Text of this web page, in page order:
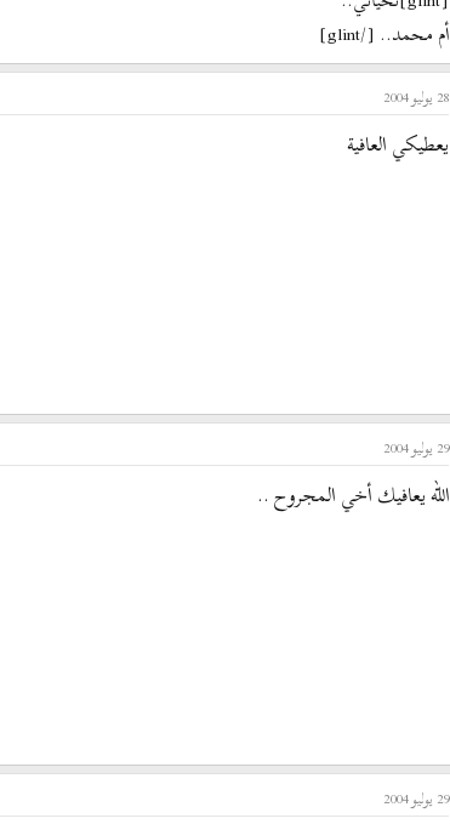
أم مـحمد.. [/glint]
28 يوليو 2004
يعطيكي العافية
29 يوليو 2004
الله يعافيك أخي المجروح ..
29 يوليو 2004